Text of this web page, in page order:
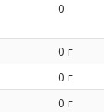
0
0 г
0 г
0 г